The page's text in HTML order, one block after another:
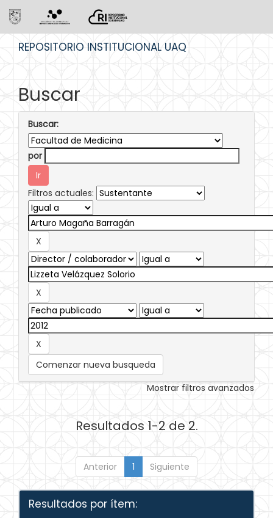
REPOSITORIO INSTITUCIONAL UAQ
Buscar
Buscar:
por
Filtros actuales:
Comenzar nueva busqueda
Mostrar filtros avanzados
Resultados 1-2 de 2.
Anterior 1 Siguiente
Resultados por ítem: